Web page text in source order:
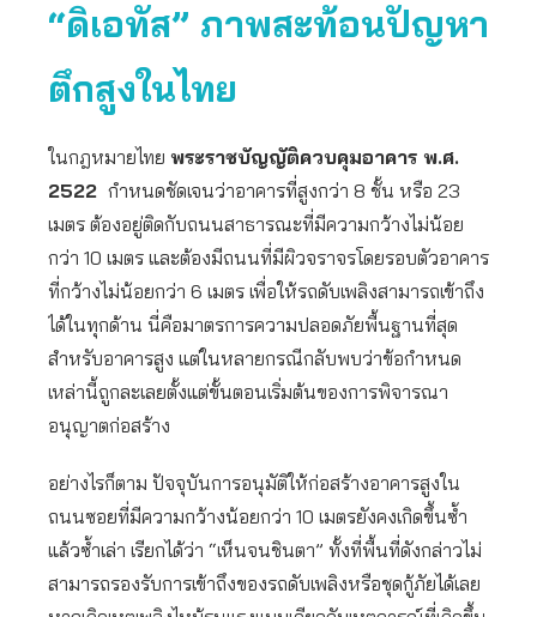
“ดิเอทัส” ภาพสะท้อนปัญหา
ตึกสูงในไทย
ในกฎหมายไทย พระราชบัญญัติควบคุมอาคาร พ.ศ.
2522 กำหนดชัดเจนว่าอาคารที่สูงกว่า 8 ชั้น หรือ 23
เมตร ต้องอยู่ติดกับถนนสาธารณะที่มีความกว้างไม่น้อย
กว่า 10 เมตร และต้องมีถนนที่มีผิวจราจรโดยรอบตัวอาคาร
ที่กว้างไม่น้อยกว่า 6 เมตร เพื่อให้รถดับเพลิงสามารถเข้าถึง
ได้ในทุกด้าน นี่คือมาตรการความปลอดภัยพื้นฐานที่สุด
สำหรับอาคารสูง แต่ในหลายกรณีกลับพบว่าข้อกำหนด
เหล่านี้ถูกละเลยตั้งแต่ขั้นตอนเริ่มต้นของการพิจารณา
อนุญาตก่อสร้าง
อย่างไรก็ตาม ปัจจุบันการอนุมัติให้ก่อสร้างอาคารสูงใน
ถนนซอยที่มีความกว้างน้อยกว่า 10 เมตรยังคงเกิดขึ้นซ้ำ
แล้วซ้ำเล่า เรียกได้ว่า “เห็นจนชินตา” ทั้งที่พื้นที่ดังกล่าวไม่
สามารถรองรับการเข้าถึงของรถดับเพลิงหรือชุดกู้ภัยได้เลย